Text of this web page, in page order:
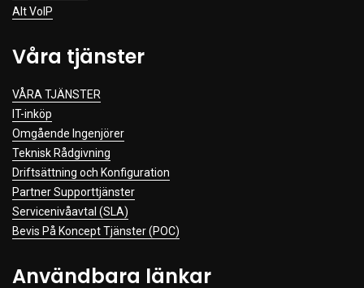
Alt VoIP
Våra tjänster
VÅRA TJÄNSTER
IT-inköp
Omgående Ingenjörer
Teknisk Rådgivning
Driftsättning och Konfiguration
Partner Supporttjänster
Servicenivåavtal (SLA)
Bevis På Koncept Tjänster (POC)
Användbara länkar